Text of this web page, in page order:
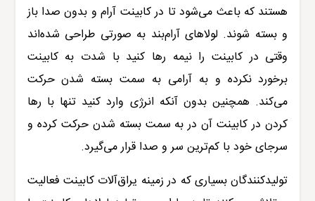
هستند که باعث می‌شود تا در کابینت آرام و بدون صدا باز
و بسته شوند. لولاهای آرام‌بند به صورتی طراحی شده‌اند
وقتی در کابینت را نیمه رها کنید با شدت به کابینت
برخورد نکرده و به آرامی به سمت بسته شدن حرکت
می‌کند. همچنین بدون آنکه انرژی وارد کنید تنها با رها
کردن در کابینت آن در به سمت بسته شدن حرکت کرده و
سرجای خود با کم‌ترین سر و صدا قرار می‌گیرد.
تولیدکنندگان بسیاری که در زمینه یراق‌آلات کابینت فعالیت